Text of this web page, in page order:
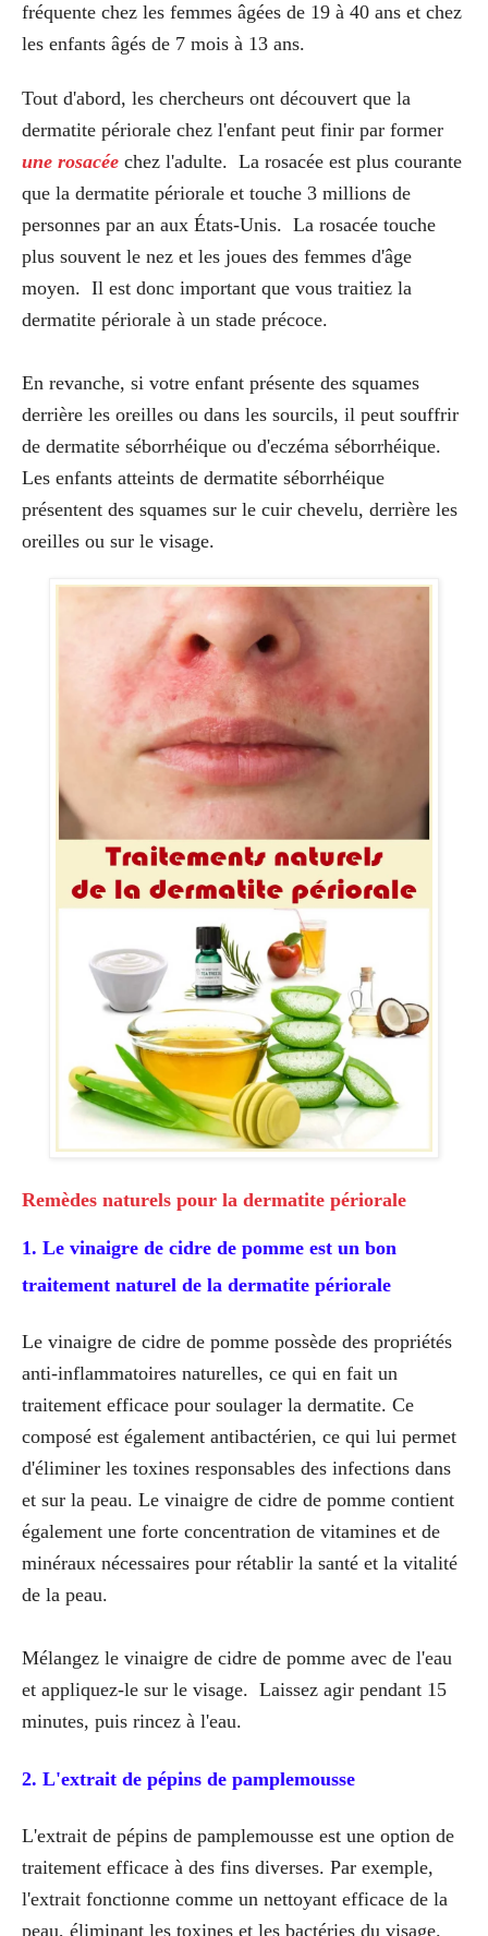
fréquente chez les femmes âgées de 19 à 40 ans et chez
les enfants âgés de 7 mois à 13 ans.
Tout d'abord, les chercheurs ont découvert que la
dermatite périorale chez l'enfant peut finir par former
une rosacée chez l'adulte. La rosacée est plus courante
que la dermatite périorale et touche 3 millions de
personnes par an aux États-Unis. La rosacée touche
plus souvent le nez et les joues des femmes d'âge
moyen. Il est donc important que vous traitiez la
dermatite périorale à un stade précoce.
En revanche, si votre enfant présente des squames
derrière les oreilles ou dans les sourcils, il peut souffrir
de dermatite séborrhéique ou d'eczéma séborrhéique.
Les enfants atteints de dermatite séborrhéique
présentent des squames sur le cuir chevelu, derrière les
oreilles ou sur le visage.
Remèdes naturels pour la dermatite périorale
1. Le vinaigre de cidre de pomme est un bon
traitement naturel de la dermatite périorale
Le vinaigre de cidre de pomme possède des propriétés
anti-inflammatoires naturelles, ce qui en fait un
traitement efficace pour soulager la dermatite. Ce
composé est également antibactérien, ce qui lui permet
d'éliminer les toxines responsables des infections dans
et sur la peau. Le vinaigre de cidre de pomme contient
également une forte concentration de vitamines et de
minéraux nécessaires pour rétablir la santé et la vitalité
de la peau.
Mélangez le vinaigre de cidre de pomme avec de l'eau
et appliquez-le sur le visage. Laissez agir pendant 15
minutes, puis rincez à l'eau.
2. L'extrait de pépins de pamplemousse
L'extrait de pépins de pamplemousse est une option de
traitement efficace à des fins diverses. Par exemple,
l'extrait fonctionne comme un nettoyant efficace de la
peau, éliminant les toxines et les bactéries du visage.